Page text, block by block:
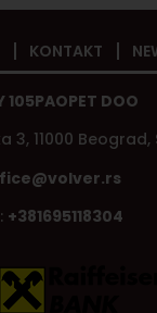
KONTAKT
105PAOPET DOO
3, 11000 Beograd,
+381695118304